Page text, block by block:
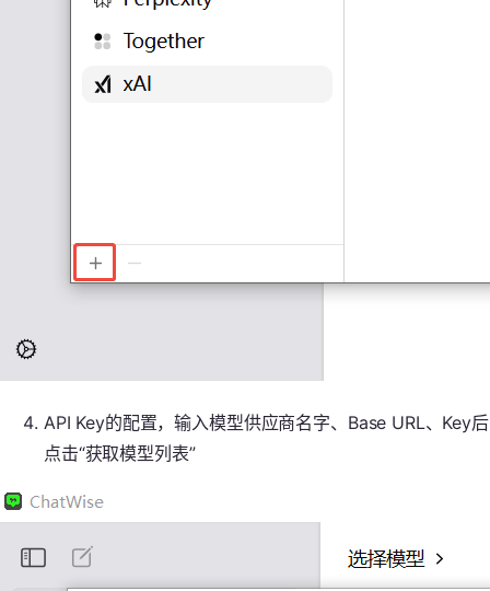
API Key的配置，输入模型供应商名字、Base URL、Key后
点击“获取模型列表”